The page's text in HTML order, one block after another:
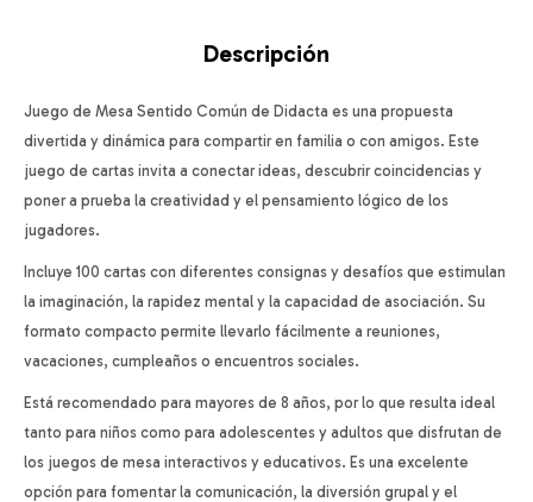
Descripción
Juego de Mesa Sentido Común de Didacta es una propuesta
divertida y dinámica para compartir en familia o con amigos. Este
juego de cartas invita a conectar ideas, descubrir coincidencias y
poner a prueba la creatividad y el pensamiento lógico de los
jugadores.
Incluye 100 cartas con diferentes consignas y desafíos que estimulan
la imaginación, la rapidez mental y la capacidad de asociación. Su
formato compacto permite llevarlo fácilmente a reuniones,
vacaciones, cumpleaños o encuentros sociales.
Está recomendado para mayores de 8 años, por lo que resulta ideal
tanto para niños como para adolescentes y adultos que disfrutan de
los juegos de mesa interactivos y educativos. Es una excelente
opción para fomentar la comunicación, la diversión grupal y el